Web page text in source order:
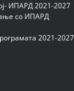
ИПАРД 2021-2027
со ИПАРД
2021-2027